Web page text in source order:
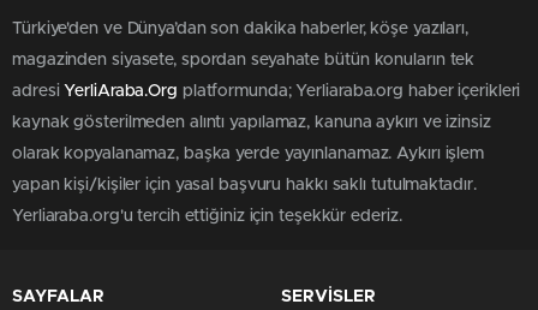
Türkiye'den ve Dünya’dan son dakika haberler, köşe yazıları,
magazinden siyasete, spordan seyahate bütün konuların tek
adresiYerliAraba.Org platformunda; Yerliaraba.org haber içerikleri
kaynak gösterilmeden alıntı yapılamaz, kanuna aykırı ve izinsiz
olarak kopyalanamaz, başka yerde yayınlanamaz. Aykırı işlem
yapan kişi/kişiler için yasal başvuru hakkı saklı tutulmaktadır.
Yerliaraba.org'u tercih ettiğiniz için teşekkür ederiz.
SAYFALAR SERVİSLER